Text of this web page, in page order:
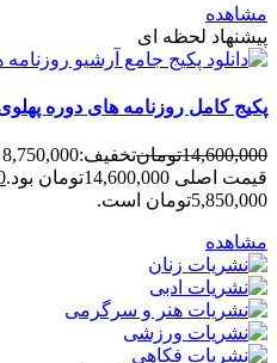
مشاهده
پیشنهاد لحظه ای
پکیج کامل روزنامه های دوره
14,600,000تومانتخفیف:8,750,000 تومان
قیمت اصلی 14,600,000تومان بود.
5,850,000تومان است.
مشاهده